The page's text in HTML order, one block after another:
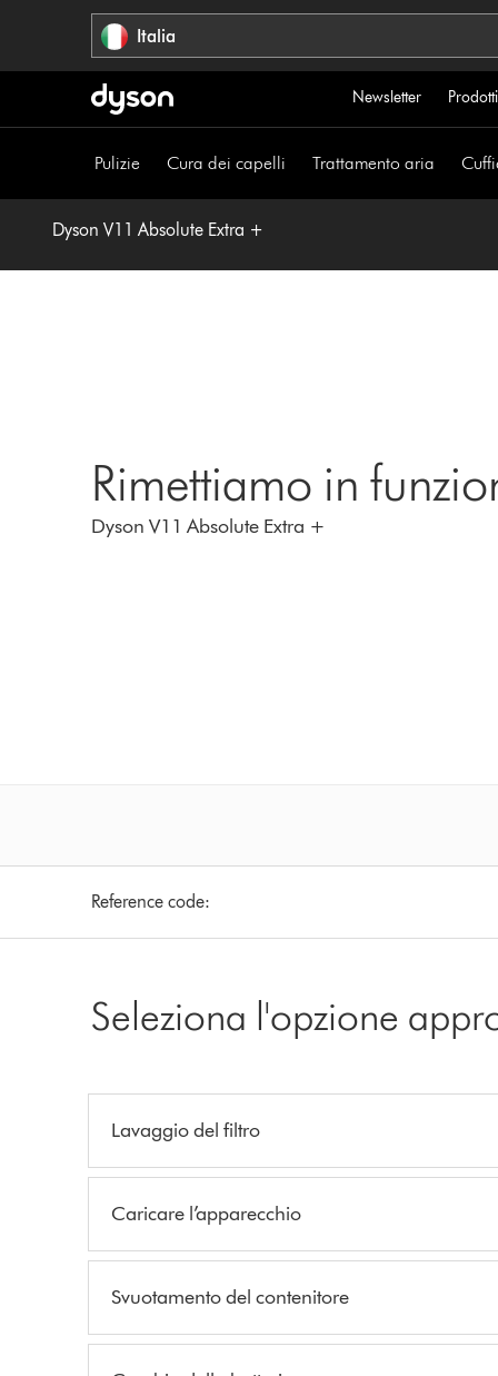
Italia
Newsletter
Pulizie Cura dei capelli Trattamento aria
Dyson V11 Absolute Extra +
Rimettiamo in
Dyson V11 Absolute Extra +
Reference code:
Seleziona l'opzione
Lavaggio del filtro
Caricare l’apparecchio
Svuotamento del contenitore